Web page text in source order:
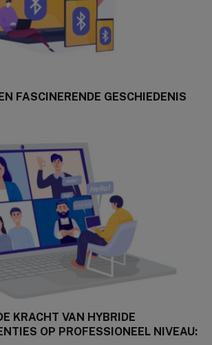
FASCINERENDE GESCHIEDENIS
KRACHT VAN HYBRIDE
OP PROFESSIONEEL NIVEAU: